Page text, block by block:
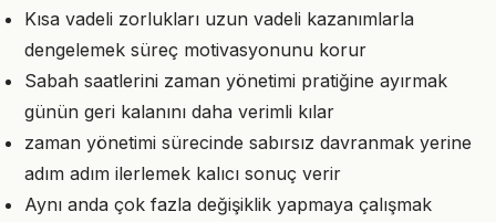
Kısa vadeli zorlukları uzun vadeli kazanımlarla
dengelemek süreç motivasyonunu korur
Sabah saatlerini zaman yönetimi pratiğine ayırmak
günün geri kalanını daha verimli kılar
zaman yönetimi sürecinde sabırsız davranmak yerine
adım adım ilerlemek kalıcı sonuç verir
Aynı anda çok fazla değişiklik yapmaya çalışmak